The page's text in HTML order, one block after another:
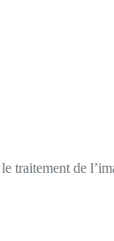
traitement de